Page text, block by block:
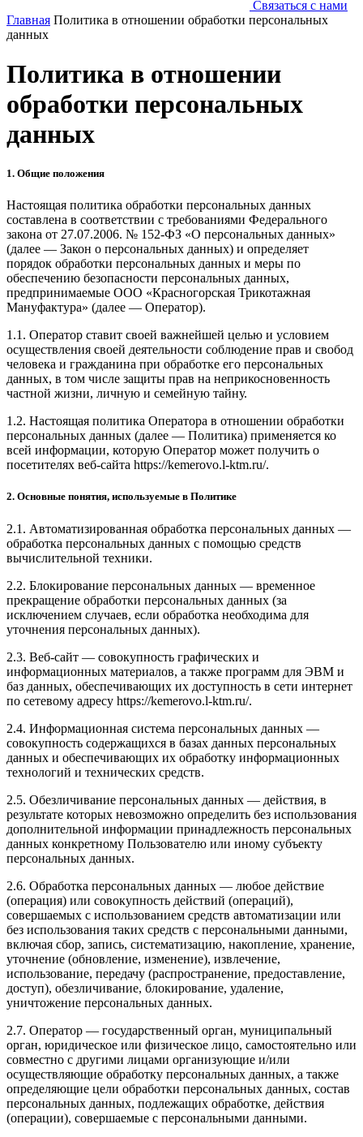
Связаться с нами
Главная Политика в отношении обработки персональных
данных
Политика в отношении
обработки персональных
данных
1. Общие положения
Настоящая политика обработки персональных данных
составлена в соответствии с требованиями Федерального
закона от 27.07.2006. № 152-ФЗ «О персональных данных»
(далее — Закон о персональных данных) и определяет
порядок обработки персональных данных и меры по
обеспечению безопасности персональных данных,
предпринимаемые ООО «Красногорская Трикотажная
Мануфактура» (далее — Оператор).
1.1. Оператор ставит своей важнейшей целью и условием
осуществления своей деятельности соблюдение прав и свобод
человека и гражданина при обработке его персональных
данных, в том числе защиты прав на неприкосновенность
частной жизни, личную и семейную тайну.
1.2. Настоящая политика Оператора в отношении обработки
персональных данных (далее — Политика) применяется ко
всей информации, которую Оператор может получить о
посетителях веб-сайта https://kemerovo.l-ktm.ru/.
2. Основные понятия, используемые в Политике
2.1. Автоматизированная обработка персональных данных —
обработка персональных данных с помощью средств
вычислительной техники.
2.2. Блокирование персональных данных — временное
прекращение обработки персональных данных (за
исключением случаев, если обработка необходима для
уточнения персональных данных).
2.3. Веб-сайт — совокупность графических и
информационных материалов, а также программ для ЭВМ и
баз данных, обеспечивающих их доступность в сети интернет
по сетевому адресу https://kemerovo.l-ktm.ru/.
2.4. Информационная система персональных данных —
совокупность содержащихся в базах данных персональных
данных и обеспечивающих их обработку информационных
технологий и технических средств.
2.5. Обезличивание персональных данных — действия, в
результате которых невозможно определить без использования
дополнительной информации принадлежность персональных
данных конкретному Пользователю или иному субъекту
персональных данных.
2.6. Обработка персональных данных — любое действие
(операция) или совокупность действий (операций),
совершаемых с использованием средств автоматизации или
без использования таких средств с персональными данными,
включая сбор, запись, систематизацию, накопление, хранение,
уточнение (обновление, изменение), извлечение,
использование, передачу (распространение, предоставление,
доступ), обезличивание, блокирование, удаление,
уничтожение персональных данных.
2.7. Оператор — государственный орган, муниципальный
орган, юридическое или физическое лицо, самостоятельно или
совместно с другими лицами организующие и/или
осуществляющие обработку персональных данных, а также
определяющие цели обработки персональных данных, состав
персональных данных, подлежащих обработке, действия
(операции), совершаемые с персональными данными.